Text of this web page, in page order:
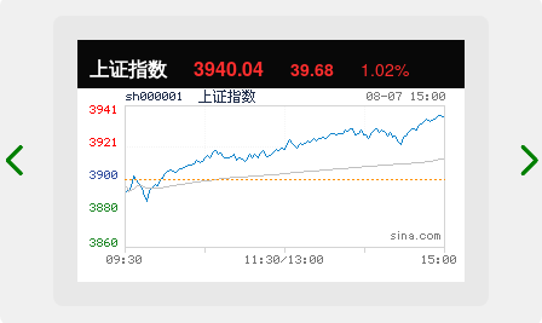
上证指数 3940.04 39.68 1.02%